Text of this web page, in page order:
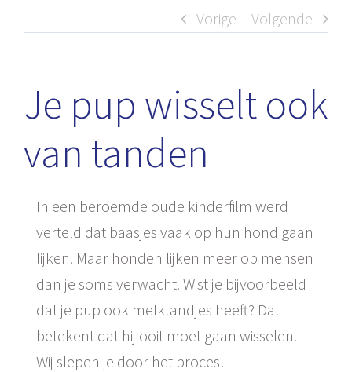
Vorige Volgende
Je pup wisselt ook
van tanden
In een beroemde oude kinderfilm werd
verteld dat baasjes vaak op hun hond gaan
lijken. Maar honden lijken meer op mensen
dan je soms verwacht. Wist je bijvoorbeeld
dat je pup ook melktandjes heeft? Dat
betekent dat hij ooit moet gaan wisselen.
Wij slepen je door het proces!